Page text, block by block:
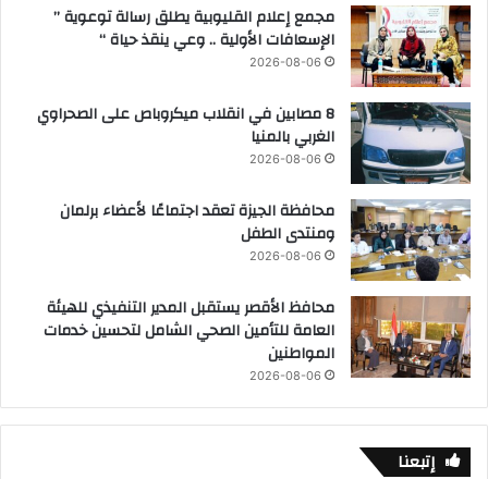
مجمع إعلام القليوبية يطلق رسالة توعوية ”
الإسعافات الأولية .. وعي ينقذ حياة “
2026-08-06
8 مصابين في انقلاب ميكروباص على الصحراوي
الغربي بالمنيا
2026-08-06
محافظة الجيزة تعقد اجتماعًا لأعضاء برلمان
ومنتدى الطفل
2026-08-06
محافظ الأقصر يستقبل المدير التنفيذي للهيئة
العامة للتأمين الصحي الشامل لتحسين خدمات
المواطنين
2026-08-06
إتبعنا